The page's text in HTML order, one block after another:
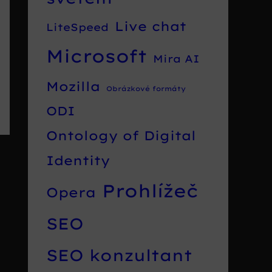
LiteSpeed Live chat
Microsoft Mira AI
Mozilla Obrázkové formáty
ODI
Ontology of Digital
Identity
Opera Prohlížeč
SEO
SEO konzultant